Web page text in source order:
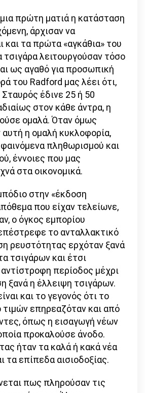
πρώτη ματιά η κατάσταση
άρχισαν να
και τα πρώτα «αγκάθια» του
λειτουργούσαν τόσο
ως αγαθό για προσωπική
του Radford μας λέει ότι,
έδινε 25 ή 50
στον κάθε άντρα, η
ομαλά. Όταν όμως
η ομαλή κυκλοφορία,
πληθωρισμού και
έννοιες που μας
στα οικονομικά.
στην «έκδοση
που είχαν τελείωνε,
ο όγκος εμπορίου
το ανταλλακτικό
ρευστότητας ερχόταν ξανά
τσιγάρων και έτσι
περίοδος μέχρι
ξανά η έλλειψη τσιγάρων.
και το γεγονός ότι το
τιμών επηρεαζόταν και από
όπως η εισαγωγή νέων
προκαλούσε άνοδο.
ήταν τα καλά ή κακά νέα
τα επίπεδα αισιοδοξίας.
πως πληρούσαν τις